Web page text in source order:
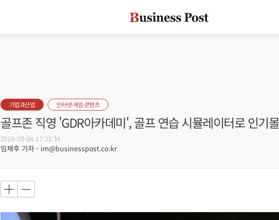
기업과산업 인터넷·게임·콘텐츠
골프존 직영 'GDR아카데미', 골프 연습 시뮬레이터로 인기
2019-03-04 17:21:34
임재후 기자 - im@businesspost.co.kr